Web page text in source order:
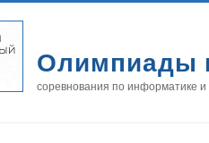
Олимпиады
соревнования по информатике